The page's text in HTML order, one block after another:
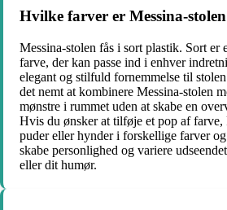
Hvilke farver er Messina-
Messina-stolen fås i sort plastik. Sort er
farve, der kan passe ind i enhver
elegant og stilfuld fornemmelse til
det nemt at kombinere Messina-stolen
mønstre i rummet uden at skabe en
Hvis du ønsker at tilføje et pop af
puder eller hynder i forskellige farver
skabe personlighed og variere
eller dit humør.